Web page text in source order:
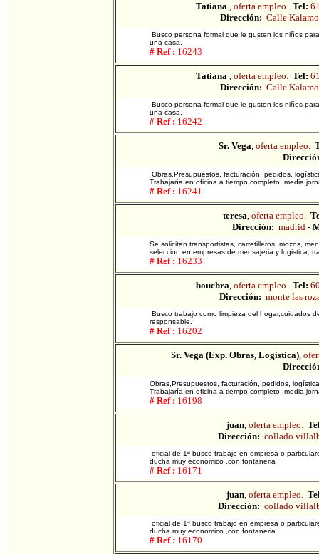
Tatiana , oferta empleo. Tel:
Dirección: Calle
Busco persona formal que le gusten los niños
una casa.
# Ref : 16243
Tatiana , oferta empleo. Tel:
Dirección: Calle
Busco persona formal que le gusten los niños
una casa.
# Ref : 16242
Sr. Vega, oferta empleo.
Obras,Presupuestos, facturación, pedidos,
Trabajaría en oficina a tiempo completo, media
# Ref : 16241
teresa, oferta empleo.
Dirección: madrid-
Se solicitan transportistas, carretilleros, mozos,
seleccion en empresas de mensajeria y logistica,
# Ref : 16233
bouchra, oferta empleo. Tel:
Dirección: monte las
Busco trabajo como limpieza del hogar,cuidados
responsable.
# Ref : 16202
Sr. Vega (Exp. Obras, Logistica),
Obras,Presupuestos, facturación, pedidos,
Trabajaría en oficina a tiempo completo, media
# Ref : 16198
juan, oferta empleo.
Dirección: collado
oficial de 1ª busco trabajo en empresa o
ducha muy economico ,con fontaneria
# Ref : 16171
juan, oferta empleo.
Dirección: collado
oficial de 1ª busco trabajo en empresa o
ducha muy economico ,con fontaneria
# Ref : 16170